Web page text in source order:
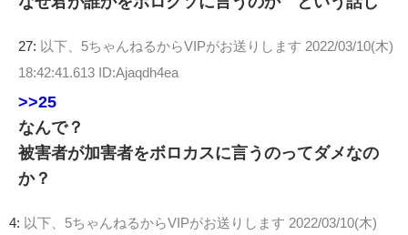
27: 以下、5ちゃんねるからVIPがお送りします 2022/03/10(木)
18:42:41.613 ID:Ajaqdh4ea
>>25
なんで？
被害者が加害者をボロカスに言うのってダメなの
か？
4: 以下、5ちゃんねるからVIPがお送りします 2022/03/10(木)